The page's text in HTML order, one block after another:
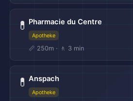
💊 Pharmacie du Centre
Apotheke
📏 250m · 🚶 3 min
💊 Anspach
Apotheke